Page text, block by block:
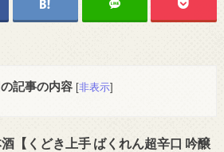
記事の内容 [非表示]
【くどき上手 ばくれん超辛口 吟醸